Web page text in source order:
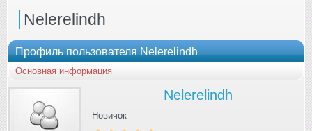
Nelerelindh
Профиль пользователя Nelerelindh
Основная информация
Nelerelindh
Новичок